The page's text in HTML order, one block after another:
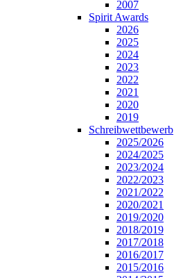
2007
Spirit Awards
2026
2025
2024
2023
2022
2021
2020
2019
Schreibwettbewerb
2025/2026
2024/2025
2023/2024
2022/2023
2021/2022
2020/2021
2019/2020
2018/2019
2017/2018
2016/2017
2015/2016